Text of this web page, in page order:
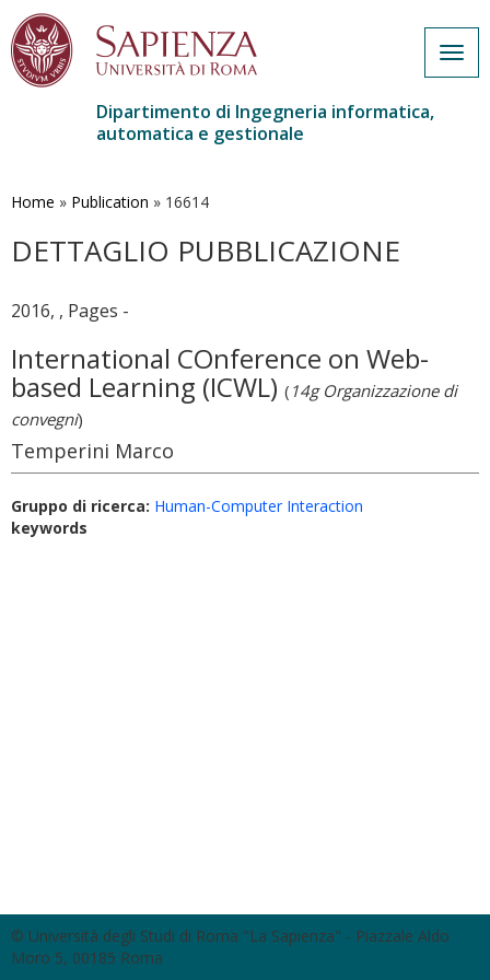
contenuto
Dipartimento di Ingegneria informatica,
automatica e gestionale
Home » Publication » 16614
DETTAGLIO PUBBLICAZIONE
2016, , Pages -
International COnference on Web-
based Learning (ICWL) ( 14g Organizzazione di
convegni)
Temperini Marco
Gruppo di ricerca: Human-Computer Interaction
keywords
© Università degli Studi di Roma "La Sapienza" - Piazzale Aldo
Moro 5, 00185 Roma